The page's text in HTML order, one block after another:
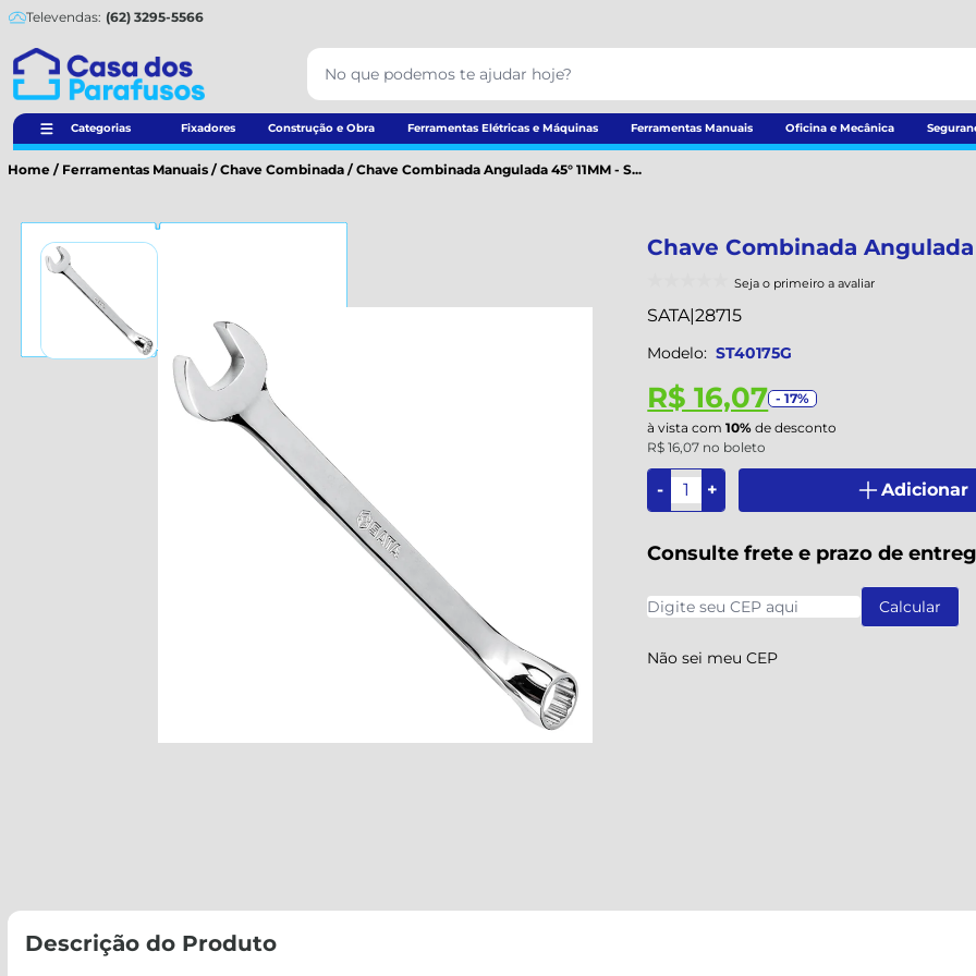
Televendas: (62) 3295-5566
Categorias Fixadores Construção e Obra Ferramentas Elétricas e Máquinas Ferramentas Manuais Oficina e Mecânica
Home / Ferramentas Manuais / Chave Combinada / Chave Combinada Angulada 45° 11MM - S...
Chave Combinada Angulada
Seja o primeiro a avaliar
SATA|28715
Modelo: ST40175G
R$ 16,07 - 17%
à vista com10% de desconto
R$ 16,07 no boleto
- + Adicionar
Consulte frete e prazo de
Não sei meu CEP
Descrição do Produto